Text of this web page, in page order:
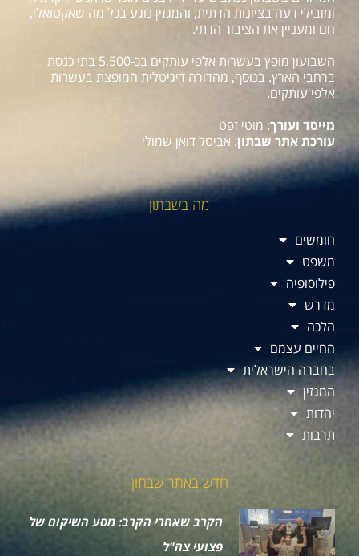
ומובילי דעה בציונות הדתית, והמגזין נוגע בכל מה שאקטואלי,
חם ומעניין את הציבור הדתי.
השבועון מופץ בעשרות אלפי עותקים בכ-5,500 בתי כנסת
ברחבי הארץ. בנוסף, מהדורה דיגיטלית המופצת בעשרות
אלפי עותקים.
מייסד ועורך: מוטי זפט
עורכת אתר שבתון: אביטל דואן שמולי
מה בשבתון
חומשים
משפט
פילוסופיה
מדרש
הלכה
החיים עצמם
בחברה הישראלית
המגזין
יהדות
תרבות
חדש באתר שבתון
הקרב שאחרי הקרב: מסע השיקום של
פצועי צה"ל